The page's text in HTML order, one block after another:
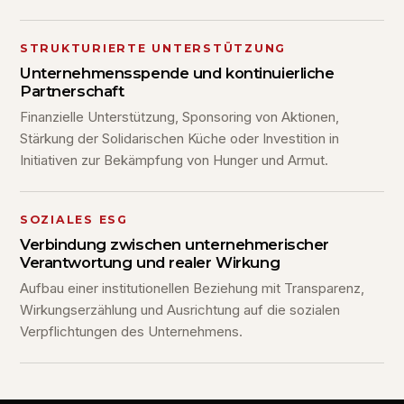
STRUKTURIERTE UNTERSTÜTZUNG
Unternehmensspende und kontinuierliche
Partnerschaft
Finanzielle Unterstützung, Sponsoring von Aktionen,
Stärkung der Solidarischen Küche oder Investition in
Initiativen zur Bekämpfung von Hunger und Armut.
SOZIALES ESG
Verbindung zwischen unternehmerischer
Verantwortung und realer Wirkung
Aufbau einer institutionellen Beziehung mit Transparenz,
Wirkungserzählung und Ausrichtung auf die sozialen
Verpflichtungen des Unternehmens.